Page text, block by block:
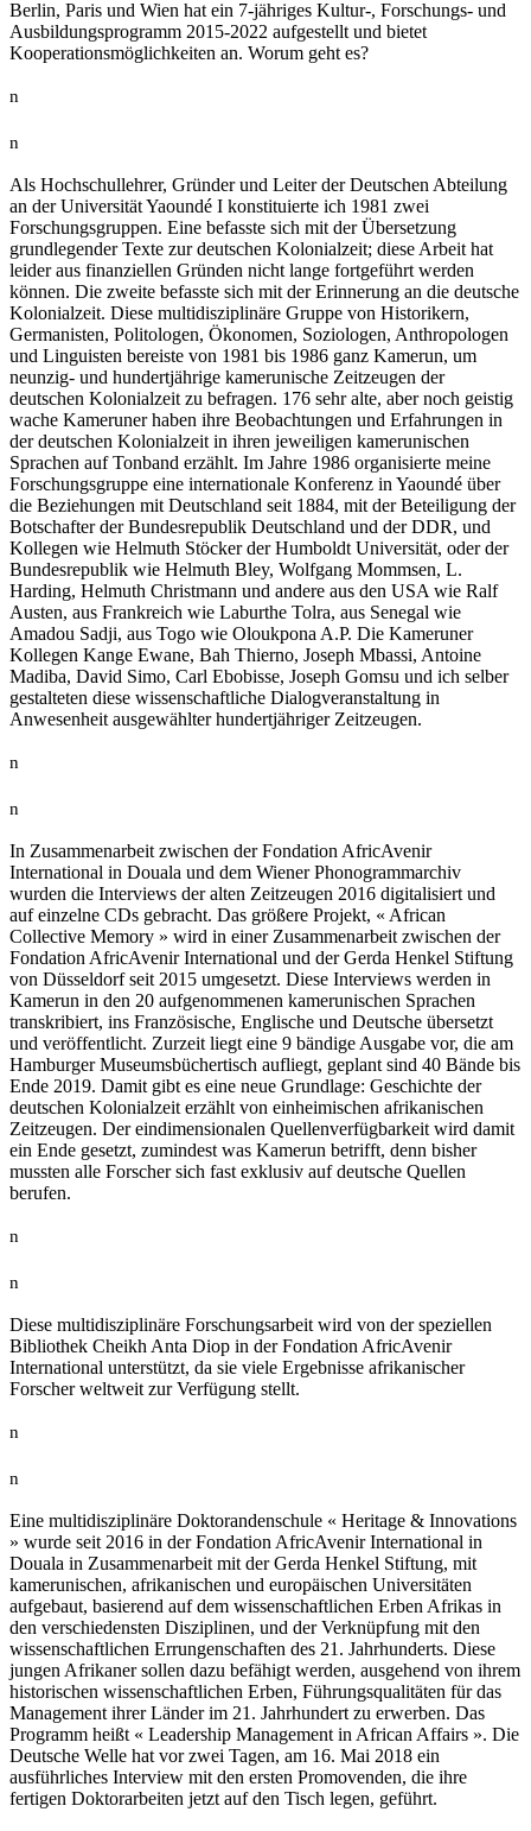
Berlin, Paris und Wien hat ein 7-jähriges Kultur-, Forschungs- und
Ausbildungsprogramm 2015-2022 aufgestellt und bietet
Kooperationsmöglichkeiten an. Worum geht es?
n
n
Als Hochschullehrer, Gründer und Leiter der Deutschen Abteilung
an der Universität Yaoundé I konstituierte ich 1981 zwei
Forschungsgruppen. Eine befasste sich mit der Übersetzung
grundlegender Texte zur deutschen Kolonialzeit; diese Arbeit hat
leider aus finanziellen Gründen nicht lange fortgeführt werden
können. Die zweite befasste sich mit der Erinnerung an die deutsche
Kolonialzeit. Diese multidisziplinäre Gruppe von Historikern,
Germanisten, Politologen, Ökonomen, Soziologen, Anthropologen
und Linguisten bereiste von 1981 bis 1986 ganz Kamerun, um
neunzig- und hundertjährige kamerunische Zeitzeugen der
deutschen Kolonialzeit zu befragen. 176 sehr alte, aber noch geistig
wache Kameruner haben ihre Beobachtungen und Erfahrungen in
der deutschen Kolonialzeit in ihren jeweiligen kamerunischen
Sprachen auf Tonband erzählt. Im Jahre 1986 organisierte meine
Forschungsgruppe eine internationale Konferenz in Yaoundé über
die Beziehungen mit Deutschland seit 1884, mit der Beteiligung der
Botschafter der Bundesrepublik Deutschland und der DDR, und
Kollegen wie Helmuth Stöcker der Humboldt Universität, oder der
Bundesrepublik wie Helmuth Bley, Wolfgang Mommsen, L.
Harding, Helmuth Christmann und andere aus den USA wie Ralf
Austen, aus Frankreich wie Laburthe Tolra, aus Senegal wie
Amadou Sadji, aus Togo wie Oloukpona A.P. Die Kameruner
Kollegen Kange Ewane, Bah Thierno, Joseph Mbassi, Antoine
Madiba, David Simo, Carl Ebobisse, Joseph Gomsu und ich selber
gestalteten diese wissenschaftliche Dialogveranstaltung in
Anwesenheit ausgewählter hundertjähriger Zeitzeugen.
n
n
In Zusammenarbeit zwischen der Fondation AfricAvenir
International in Douala und dem Wiener Phonogrammarchiv
wurden die Interviews der alten Zeitzeugen 2016 digitalisiert und
auf einzelne CDs gebracht. Das größere Projekt, « African
Collective Memory » wird in einer Zusammenarbeit zwischen der
Fondation AfricAvenir International und der Gerda Henkel Stiftung
von Düsseldorf seit 2015 umgesetzt. Diese Interviews werden in
Kamerun in den 20 aufgenommenen kamerunischen Sprachen
transkribiert, ins Französische, Englische und Deutsche übersetzt
und veröffentlicht. Zurzeit liegt eine 9 bändige Ausgabe vor, die am
Hamburger Museumsbüchertisch aufliegt, geplant sind 40 Bände bis
Ende 2019. Damit gibt es eine neue Grundlage: Geschichte der
deutschen Kolonialzeit erzählt von einheimischen afrikanischen
Zeitzeugen. Der eindimensionalen Quellenverfügbarkeit wird damit
ein Ende gesetzt, zumindest was Kamerun betrifft, denn bisher
mussten alle Forscher sich fast exklusiv auf deutsche Quellen
berufen.
n
n
Diese multidisziplinäre Forschungsarbeit wird von der speziellen
Bibliothek Cheikh Anta Diop in der Fondation AfricAvenir
International unterstützt, da sie viele Ergebnisse afrikanischer
Forscher weltweit zur Verfügung stellt.
n
n
Eine multidisziplinäre Doktorandenschule « Heritage & Innovations
» wurde seit 2016 in der Fondation AfricAvenir International in
Douala in Zusammenarbeit mit der Gerda Henkel Stiftung, mit
kamerunischen, afrikanischen und europäischen Universitäten
aufgebaut, basierend auf dem wissenschaftlichen Erben Afrikas in
den verschiedensten Disziplinen, und der Verknüpfung mit den
wissenschaftlichen Errungenschaften des 21. Jahrhunderts. Diese
jungen Afrikaner sollen dazu befähigt werden, ausgehend von ihrem
historischen wissenschaftlichen Erben, Führungsqualitäten für das
Management ihrer Länder im 21. Jahrhundert zu erwerben. Das
Programm heißt « Leadership Management in African Affairs ». Die
Deutsche Welle hat vor zwei Tagen, am 16. Mai 2018 ein
ausführliches Interview mit den ersten Promovenden, die ihre
fertigen Doktorarbeiten jetzt auf den Tisch legen, geführt.